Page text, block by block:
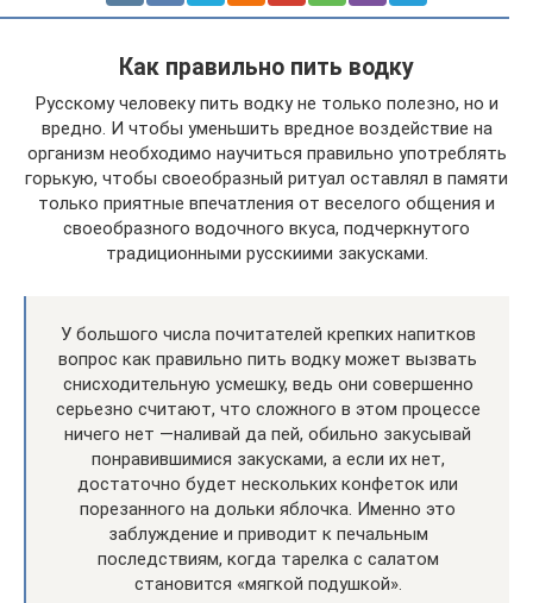
Как правильно пить водку
Русскому человеку пить водку не только полезно, но и
вредно. И чтобы уменьшить вредное воздействие на
организм необходимо научиться правильно употреблять
горькую, чтобы своеобразный ритуал оставлял в памяти
только приятные впечатления от веселого общения и
своеобразного водочного вкуса, подчеркнутого
традиционными русскиими закусками.
У большого числа почитателей крепких напитков
вопрос как правильно пить водку может вызвать
снисходительную усмешку, ведь они совершенно
серьезно считают, что сложного в этом процессе
ничего нет —наливай да пей, обильно закусывай
понравившимися закусками, а если их нет,
достаточно будет нескольких конфеток или
порезанного на дольки яблочка. Именно это
заблуждение и приводит к печальным
последствиям, когда тарелка с салатом
становится «мягкой подушкой».